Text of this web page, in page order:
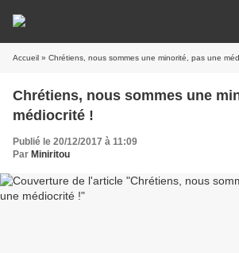
Accueil » Chrétiens, nous sommes une minorité, pas une
Chrétiens, nous sommes une minorité, pas une
médiocrité !
Publié le 20/12/2017 à 11:09
Par Miniritou